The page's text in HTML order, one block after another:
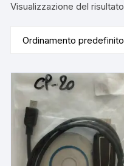
Visualizzazione del risultato